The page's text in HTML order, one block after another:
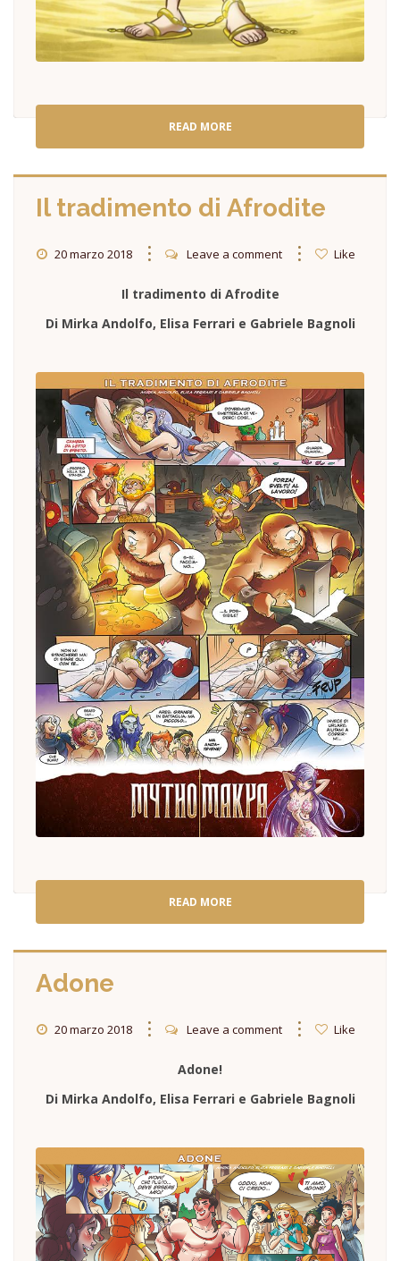
READ MORE
Il tradimento di Afrodite
20 marzo 2018 Leave a comment Like
Il tradimento di Afrodite
Di Mirka Andolfo, Elisa Ferrari e Gabriele Bagnoli
READ MORE
Adone
20 marzo 2018 Leave a comment Like
Adone!
Di Mirka Andolfo, Elisa Ferrari e Gabriele Bagnoli